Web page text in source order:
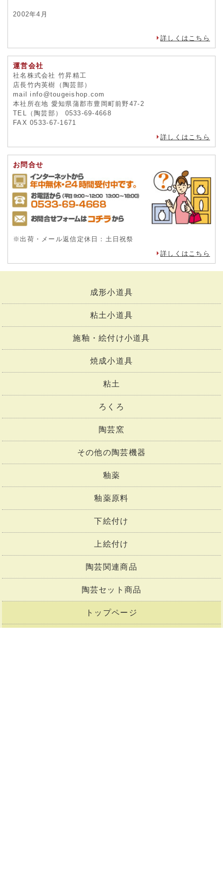
2002年4月
詳しくはこちら
運営会社
社名株式会社 竹昇精工
店長竹内英樹（陶芸部）
mail info@tougeishop.com
本社所在地 愛知県蒲郡市豊岡町前野47-2
TEL（陶芸部） 0533-69-4668
FAX 0533-67-1671
詳しくはこちら
お問合せ
※出荷・メール返信定休日：土日祝祭
詳しくはこちら
成形小道具
粘土小道具
施釉・絵付け小道具
焼成小道具
粘土
ろくろ
陶芸窯
その他の陶芸機器
釉薬
釉薬原料
下絵付け
上絵付け
陶芸関連商品
陶芸セット商品
トップページ